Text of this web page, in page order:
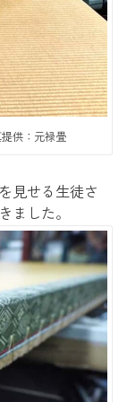
供：元禄畳
見せる生徒さ
ました。